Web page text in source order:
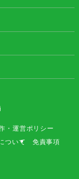
・運営ポリシー
ついて
免責事項